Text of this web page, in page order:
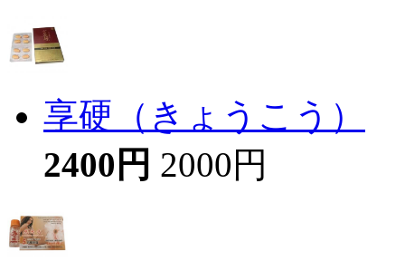
享硬（きょうこう）
2400円 2000円